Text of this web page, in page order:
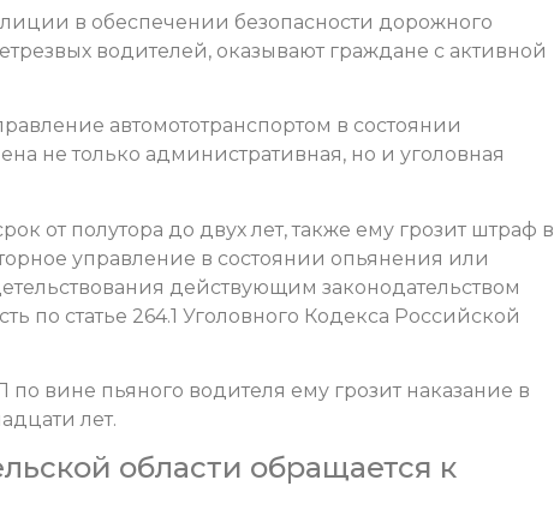
в обеспечении безопасности дорожного
водителей, оказывают граждане с активной
автомототранспортом в состоянии
не только административная, но и уголовная
от полутора до двух лет, также ему грозит штраф в
управление в состоянии опьянения или
действующим законодательством
по статье 264.1 Уголовного Кодекса Российской
вине пьяного водителя ему грозит наказание в
лет.
области обращается к